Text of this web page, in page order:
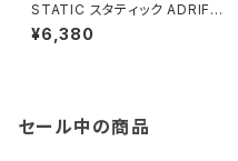
STATIC スタティック ADRIFT
DYNEEMA MITTEN / Black
¥6,380
セール中の商品